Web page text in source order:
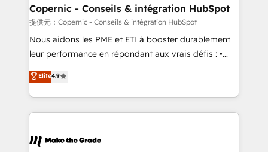
One company, one operating model, delivering
across offices and consulting teams in the UK, USA,
Canada, Germany, France, Belgium, Singapore, and
South Africa. Certified compliant with ISO/IEC
international offices and 175+ employees.
Copernic - Conseils & intégration HubSpot
提供元：Copernic - Conseils & intégration HubSpot
Nous aidons les PME et ETI à booster durablement
leur performance en répondant aux vrais défis : •
Intégration de HubSpot avec d’autres outils (ERP,
téléphonie, etc.) • Alignement des équipes grâce à un
outil et des données partagées • Amélioration de la
collecte et de l’analyse des données pour des
de la productivité des équipes Notre équipe de 30
Elite4.9